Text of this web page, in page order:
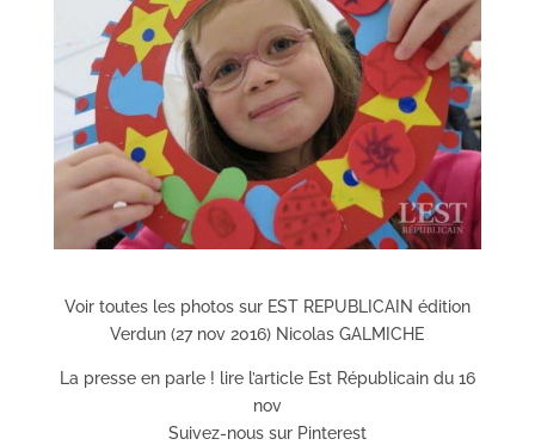
Voir toutes les photos sur EST REPUBLICAIN édition
Verdun (27 nov 2016) Nicolas GALMICHE
La presse en parle ! lire l’article Est Républicain du 16
nov
Suivez-nous sur Pinterest